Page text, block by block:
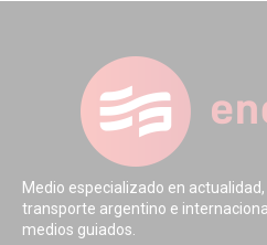
Medio especializado en
transporte argentino e
medios guiados.